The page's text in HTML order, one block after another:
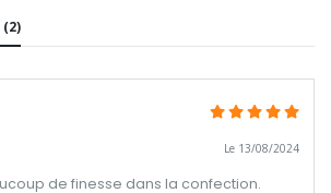
(2)
Le 13/08/2024
de finesse dans la confection.